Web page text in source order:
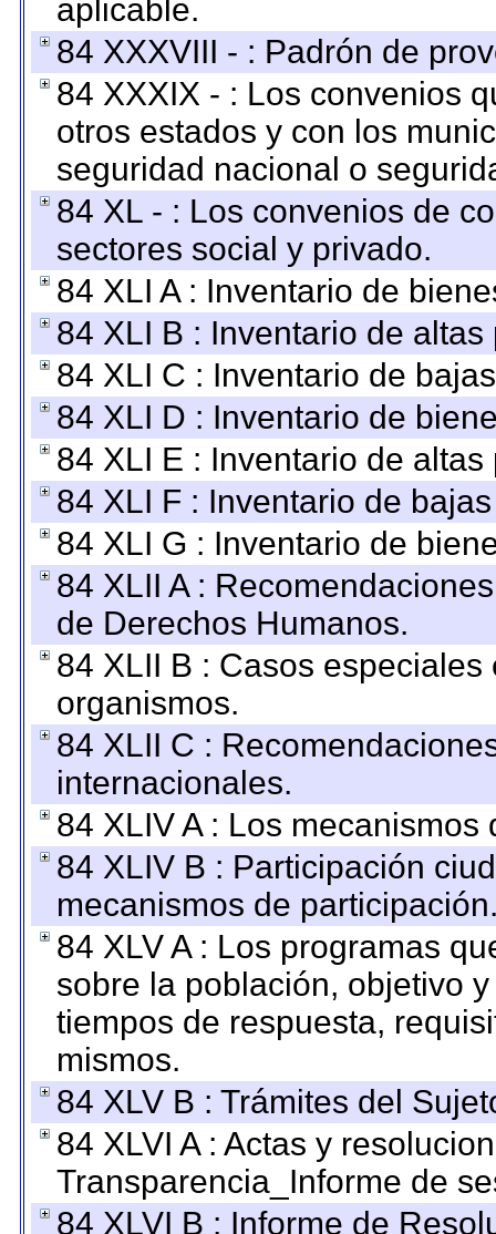
aplicable.
84 XXXVIII - : Padrón de
84 XXXIX - : Los convenios
otros estados y con los
seguridad nacional o
84 XL - : Los convenios de
sectores social y privado.
84 XLI A : Inventario de
84 XLI B : Inventario de
84 XLI C : Inventario de
84 XLI D : Inventario de
84 XLI E : Inventario de
84 XLI F : Inventario de
84 XLI G : Inventario de
84 XLII A :
de Derechos Humanos.
84 XLII B : Casos
organismos.
84 XLII C :
internacionales.
84 XLIV A : Los
84 XLIV B : Participación
mecanismos de
84 XLV A : Los programas
sobre la población, objetivo
tiempos de respuesta,
mismos.
84 XLV B : Trámites del
84 XLVI A : Actas y
Transparencia_Informe de
84 XLVI B : Informe de